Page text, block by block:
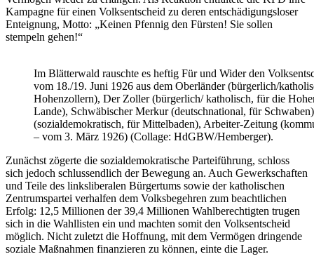
Kampagne für einen Volksentscheid zu deren entschädigungsloser
Enteignung, Motto: „Keinen Pfennig den Fürsten! Sie sollen
stempeln gehen!“
Im Blätterwald rauschte es heftig Für und Wider den
vom 18./19. Juni 1926 aus dem Oberländer (bürgerlich/
Hohenzollern), Der Zoller (bürgerlich/ katholisch, für die
Lande), Schwäbischer Merkur (deutschnational, für
(sozialdemokratisch, für Mittelbaden), Arbeiter-Zeitung
– vom 3. März 1926) (Collage: HdGBW/Hemberger).
Zunächst zögerte die sozialdemokratische Parteiführung, schloss
sich jedoch schlussendlich der Bewegung an. Auch Gewerkschaften
und Teile des linksliberalen Bürgertums sowie der katholischen
Zentrumspartei verhalfen dem Volksbegehren zum beachtlichen
Erfolg: 12,5 Millionen der 39,4 Millionen Wahlberechtigten trugen
sich in die Wahllisten ein und machten somit den Volksentscheid
möglich. Nicht zuletzt die Hoffnung, mit dem Vermögen dringende
soziale Maßnahmen finanzieren zu können, einte die Lager.